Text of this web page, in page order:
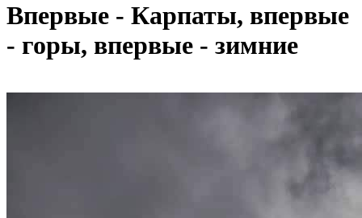
Впервые - Карпаты, впервые
- горы, впервые - зимние